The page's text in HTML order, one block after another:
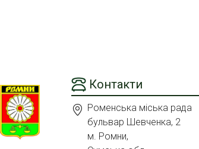
Контакти
Роменська міська рада
бульвар Шевченка, 2
м. Ромни,